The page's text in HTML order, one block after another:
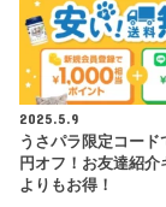
2025.5.9
うさパラ限定コード
円オフ！お友達紹介
よりもお得！